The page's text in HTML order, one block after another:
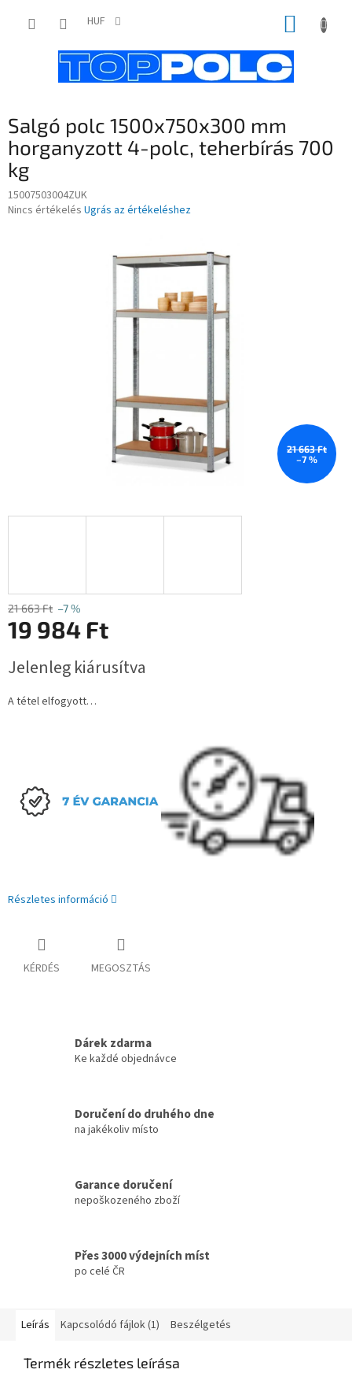
HUF KOSÁR
Salgó polc 1500x750x300 mm
horganyzott 4-polc, teherbírás 700
kg
15007503004ZUK
A
Nincs értékelés Ugrás az értékeléshez
21 663 Ft
–7 %
21 663 Ft –7 %
19 984 Ft
Jelenleg kiárusítva
A tétel elfogyott…
Részletes információ
KÉRDÉS MEGOSZTÁS
Dárek zdarma
Ke každé objednávce
Doručení do druhého dne
na jakékoliv místo
Garance doručení
nepoškozeného zboží
Přes 3000 výdejních míst
po celé ČR
Leírás Kapcsolódó fájlok (1) Beszélgetés
Termék részletes leírása